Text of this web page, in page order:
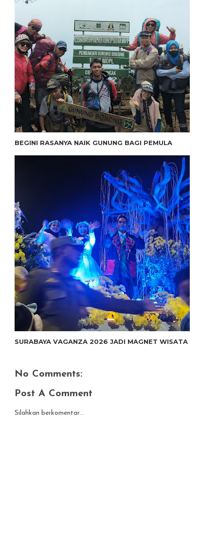
BEGINI RASANYA NAIK GUNUNG BAGI PEMULA
SURABAYA VAGANZA 2026 JADI MAGNET WISATA
No Comments:
Post A Comment
Silahkan berkomentar...